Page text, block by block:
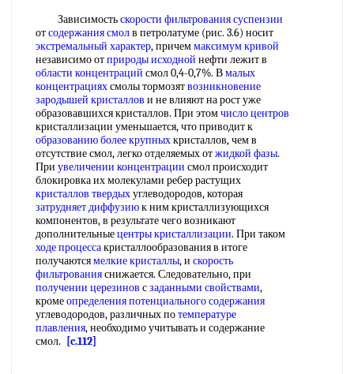
Зависимостьскорости фильтрования суспензии
отсодержания смолв петролатуме (рис. 3.6) носит
экстремальный характер, причеммаксимум кривой
независимо отприроды исходной нефти лежит в
области концентраций смол 0,4-0,7%. Вмалых
концентрацияхсмолы тормозятвозникновение
зародышей кристаллов и не влияют на рост уже
образовавшихся кристаллов. При этомчисло центров
кристаллизации уменьшается, что приводит к
образованию более крупныхкристаллов, чем в
отсутствие смол, легко отделяемых отжидкой фазы.
При увеличении концентрации смол происходит
блокировка их молекулами ребер растущих
кристаллов твердыхуглеводородов, которая
затрудняет диффузиюк ним кристаллизующихся
компонентов, в результате чего возникают
дополнительныецентры кристаллизации. При таком
ходе процессакристаллообразования в итоге
получаютсямелкие кристаллы, и скорость
фильтрованияснижается. Следовательно, при
получении церезинов сзаданными свойствами,
кромеопределения потенциального содержания
углеводородов, различных потемпературе
плавления, необходимо учитывать и содержание
смол.
[c.112]